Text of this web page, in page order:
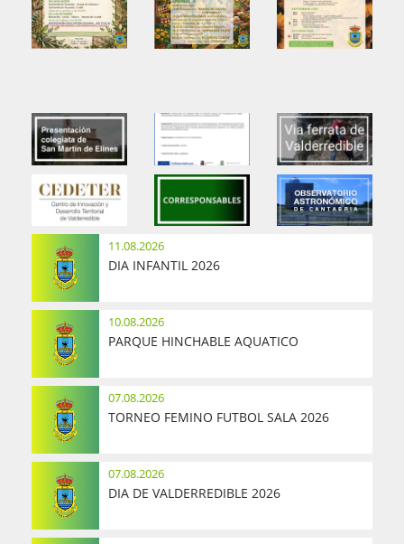
11.08.2026
DIA INFANTIL 2026
10.08.2026
PARQUE HINCHABLE AQUATICO
07.08.2026
TORNEO FEMINO FUTBOL SALA 2026
07.08.2026
DIA DE VALDERREDIBLE 2026